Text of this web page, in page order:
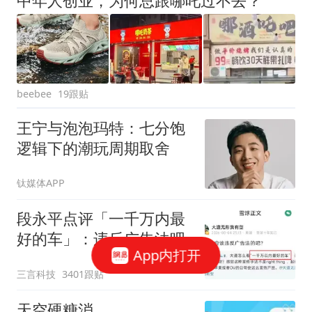
beebee 19跟贴
王宁与泡泡玛特：七分饱
逻辑下的潮玩周期取舍
钛媒体APP
段永平点评「一千万内最
好的车」：违反广告法吧
三言科技 3401跟贴
App内打开